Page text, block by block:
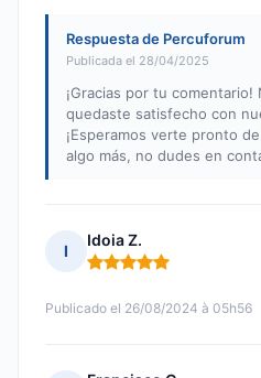
Respuesta de Percuforum
Publicada el 28/04/2025
¡Gracias por tu comentario!
quedaste satisfecho con
¡Esperamos verte pronto
algo más, no dudes en
I
Idoia Z.
Nota: 5 de 5
Publicado el 26/08/2024 à 05h56